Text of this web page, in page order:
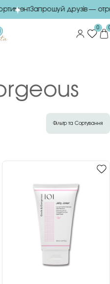
Запрошуй друзів —
0
Фільтр та Сортування